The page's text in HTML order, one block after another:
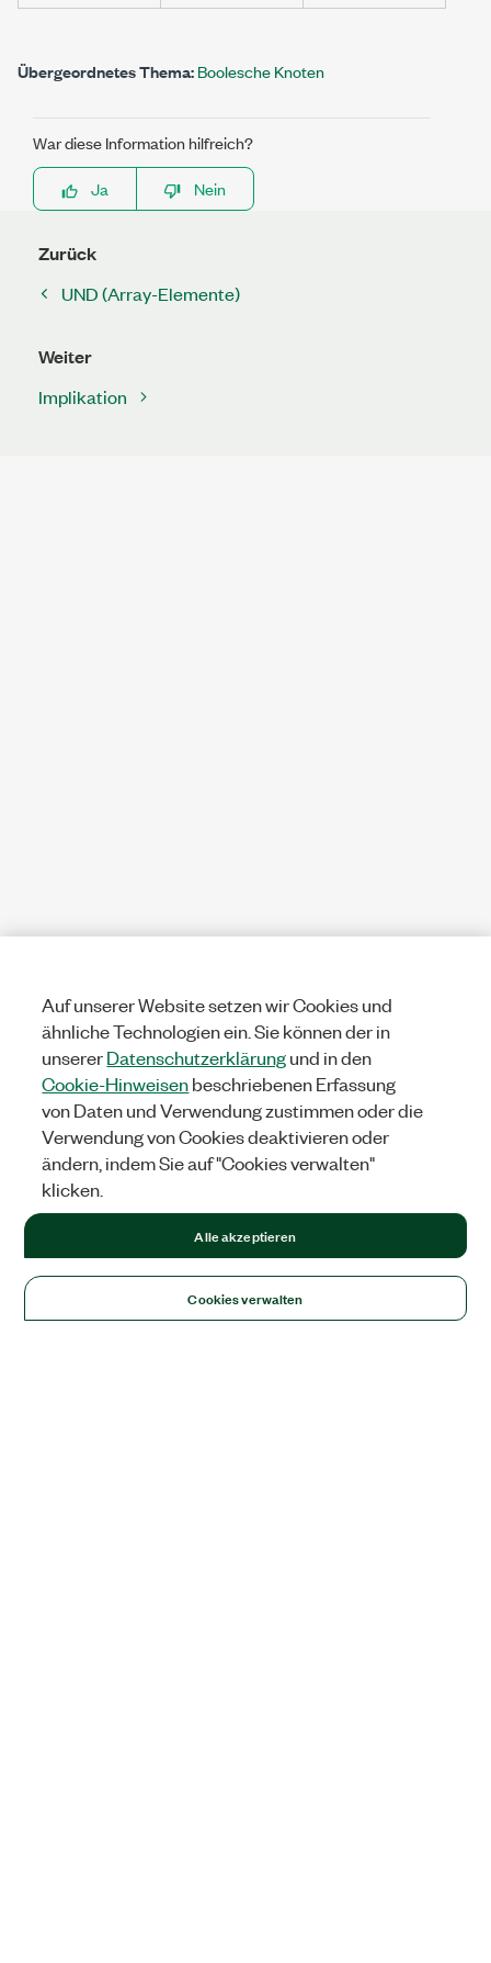
Übergeordnetes Thema:Boolesche Knoten
War diese Information hilfreich?
Ja
Nein
Zurück
UND (Array-Elemente)
Weiter
Implikation
Auf unserer Website setzen wir Cookies und
ähnliche Technologien ein. Sie können der in
unsererDatenschutzerklärungund in den
Cookie-Hinweisenbeschriebenen Erfassung
von Daten und Verwendung zustimmen oder die
Verwendung von Cookies deaktivieren oder
ändern, indem Sie auf "Cookies verwalten"
klicken.
Cookies verwalten
Alle akzeptieren